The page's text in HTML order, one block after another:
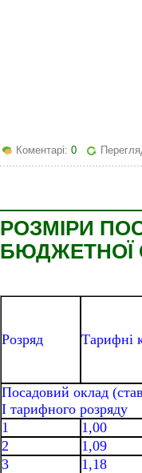
Коментарі: 0
РОЗМІРИ
БЮДЖЕТНОЇ
Розряд Тарифні
Посадовий оклад
І тарифного розряду
1
1,00
2
1,09
3
1,18